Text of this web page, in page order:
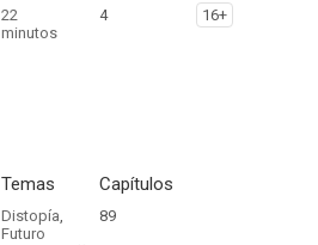
22
minutos
4 16+
Temas
Distopía,
Futuro
Capítulos
89